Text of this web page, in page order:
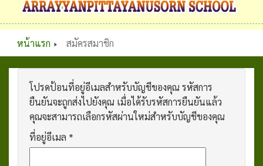
หน้าแรก สมัครสมาชิก
โปรดป้อนที่อยู่อีเมลสำหรับบัญชีของคุณ รหัสการ
ยืนยันจะถูกส่งไปยังคุณ เมื่อได้รับรหัสการยืนยันแล้ว
คุณจะสามารถเลือกรหัสผ่านใหม่สำหรับบัญชีของคุณ
ที่อยู่อีเมล *